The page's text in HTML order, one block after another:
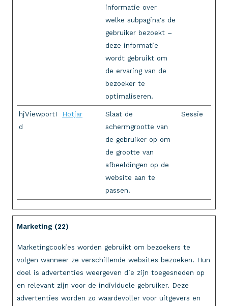
informatie over
welke subpagina's de
gebruiker bezoekt –
deze informatie
wordt gebruikt om
de ervaring van de
bezoeker te
optimaliseren.
hjViewportI
d
Hotjar
Slaat de
schermgrootte van
de gebruiker op om
de grootte van
afbeeldingen op de
website aan te
passen.
Sessie
Marketing (22)
Marketingcookies worden gebruikt om bezoekers te
volgen wanneer ze verschillende websites bezoeken. Hun
doel is advertenties weergeven die zijn toegesneden op
en relevant zijn voor de individuele gebruiker. Deze
advertenties worden zo waardevoller voor uitgevers en